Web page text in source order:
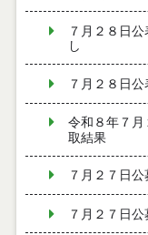
７月２８日
し
７月２８日
令和８年７
取結果
７月２７日
７月２７日